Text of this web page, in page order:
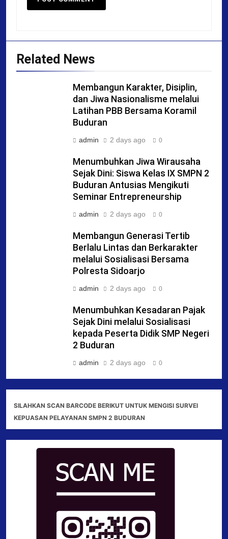
Related News
Membangun Karakter, Disiplin,
dan Jiwa Nasionalisme melalui
Latihan PBB Bersama Koramil
Buduran
admin 2 days ago 0
Menumbuhkan Jiwa Wirausaha
Sejak Dini: Siswa Kelas IX SMPN 2
Buduran Antusias Mengikuti
Seminar Entrepreneurship
admin 2 days ago 0
Membangun Generasi Tertib
Berlalu Lintas dan Berkarakter
melalui Sosialisasi Bersama
Polresta Sidoarjo
admin 2 days ago 0
Menumbuhkan Kesadaran Pajak
Sejak Dini melalui Sosialisasi
kepada Peserta Didik SMP Negeri
2 Buduran
admin 2 days ago 0
SILAHKAN SCAN BARCODE BERIKUT UNTUK MENGISI SURVEI
KEPUASAN PELAYANAN SMPN 2 BUDURAN